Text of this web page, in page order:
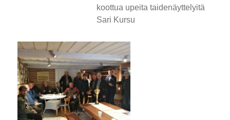
koottua upeita taidenäyttelyitä
Sari Kursu